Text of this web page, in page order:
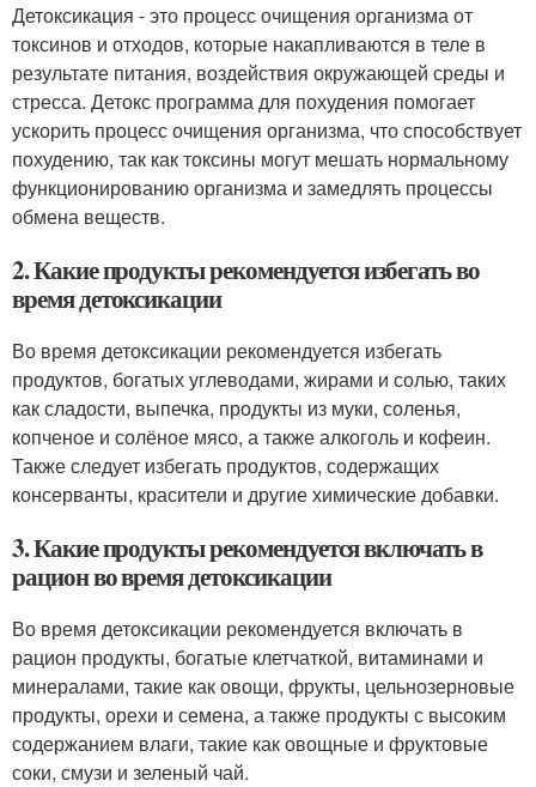
Детоксикация - это процесс очищения организма от
токсинов и отходов, которые накапливаются в теле в
результате питания, воздействия окружающей среды и
стресса. Детокс программа для похудения помогает
ускорить процесс очищения организма, что способствует
похудению, так как токсины могут мешать нормальному
функционированию организма и замедлять процессы
обмена веществ.
2. Какие продукты рекомендуется избегать во
время детоксикации
Во время детоксикации рекомендуется избегать
продуктов, богатых углеводами, жирами и солью, таких
как сладости, выпечка, продукты из муки, соленья,
копченое и солёное мясо, а также алкоголь и кофеин.
Также следует избегать продуктов, содержащих
консерванты, красители и другие химические добавки.
3. Какие продукты рекомендуется включать в
рацион во время детоксикации
Во время детоксикации рекомендуется включать в
рацион продукты, богатые клетчаткой, витаминами и
минералами, такие как овощи, фрукты, цельнозерновые
продукты, орехи и семена, а также продукты с высоким
содержанием влаги, такие как овощные и фруктовые
соки, смузи и зеленый чай.